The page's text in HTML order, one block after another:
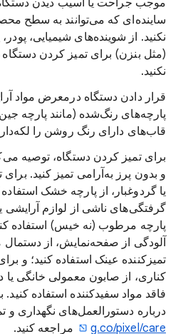
موجب جراحت یا آسیب دیدن
ساینده‌ای که می‌توانند به سطح
نکنید. از شوینده‌های شیمیایی، پودر،
(مثل بنزن) برای تمیز کردن دستگاه
نکنید.
قرار دادن دستگاه درمعرض مواد
پارچه‌های رنگ‌شده (مانند پارچه
قاب‌های دارای رنگ روشن را
برای تمیز کردن دستگاه، توصیه
و بدون پرز به‌آرامی تمیز کنید.
یا گردوغبار، از پارچه خشک
گرفتگی‌های ناشی از لوازم آرایشی
پارچه مرطوب (نه خیس) استفاده
آلودگی از صفحه‌نمایش، از
تمیزکننده عینک استفاده کنید؛ و
کناری، از صابون معمولی خانگی یا
فاقد مواد سفیدکننده استفاده
درباره دستورالعمل‌های نگهداری و
g.co/pixel/care
مراجعه کنید.